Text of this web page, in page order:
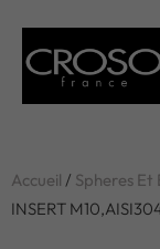
Accueil / Spheres Et
INSERT